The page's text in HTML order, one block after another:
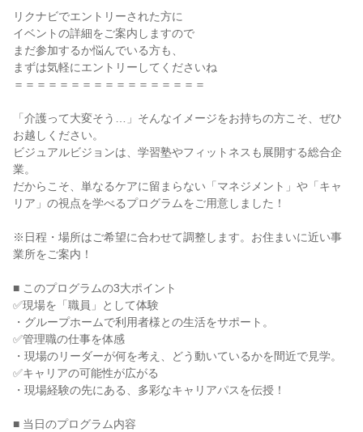
リクナビでエントリーされた方に
イベントの詳細をご案内しますので
まだ参加するか悩んでいる方も、
まずは気軽にエントリーしてくださいね
＝＝＝＝＝＝＝＝＝＝＝＝＝＝＝＝＝
「介護って大変そう…」そんなイメージをお持ちの方こそ、ぜひ
お越しください。
ビジュアルビジョンは、学習塾やフィットネスも展開する総合企
業。
だからこそ、単なるケアに留まらない「マネジメント」や「キャ
リア」の視点を学べるプログラムをご用意しました！
※日程・場所はご希望に合わせて調整します。お住まいに近い事
業所をご案内！
■ このプログラムの3大ポイント
✅現場を「職員」として体験
・グループホームで利用者様との生活をサポート。
✅管理職の仕事を体感
・現場のリーダーが何を考え、どう動いているかを間近で見学。
✅キャリアの可能性が広がる
・現場経験の先にある、多彩なキャリアパスを伝授！
■ 当日のプログラム内容